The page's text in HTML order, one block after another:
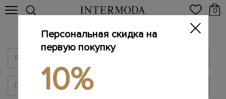
0
Войти
Персональная скидка на
первую покупку
10%